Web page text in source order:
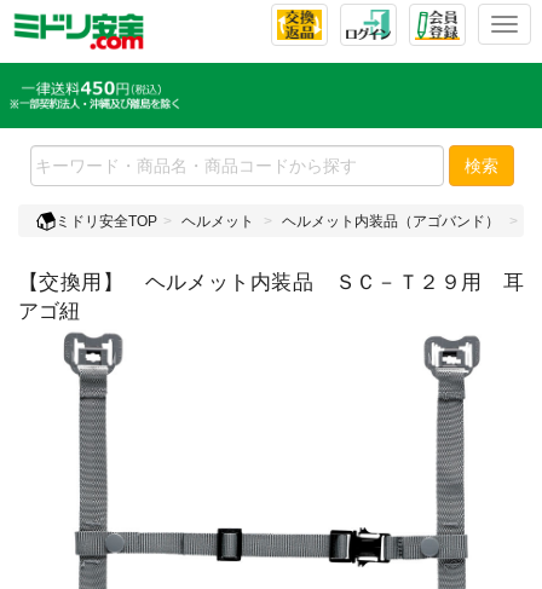
T
l
e
n
v
g
検索
ミドリ安全TOP ヘルメット ヘルメット内装品（アゴバンド）
【交換用】 ヘルメット内装品 ＳＣ－Ｔ２９用 耳
アゴ紐